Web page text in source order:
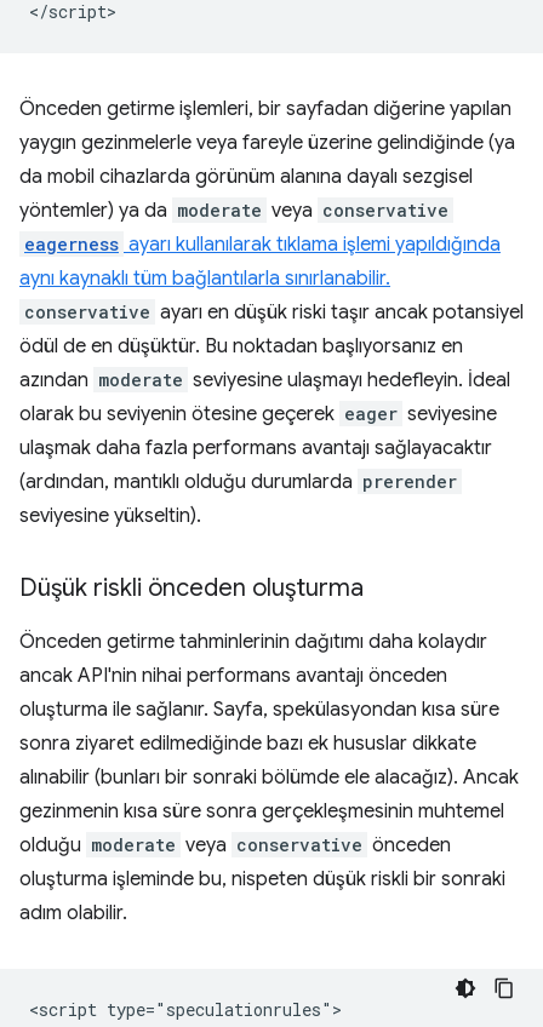
Önceden getirme işlemleri, bir sayfadan diğerine yapılan
yaygın gezinmelerle veya fareyle üzerine gelindiğinde (ya
da mobil cihazlarda görünüm alanına dayalı sezgisel
yöntemler) ya da moderate veya conservative
eagerness ayarı kullanılarak tıklama işlemi yapıldığında
aynı kaynaklı tüm bağlantılarla sınırlanabilir.
conservative ayarı en düşük riski taşır ancak potansiyel
ödül de en düşüktür. Bu noktadan başlıyorsanız en
azından moderate seviyesine ulaşmayı hedefleyin. İdeal
olarak bu seviyenin ötesine geçerek eager seviyesine
ulaşmak daha fazla performans avantajı sağlayacaktır
(ardından, mantıklı olduğu durumlarda prerender
seviyesine yükseltin).
Düşük riskli önceden oluşturma
Önceden getirme tahminlerinin dağıtımı daha kolaydır
ancak API'nin nihai performans avantajı önceden
oluşturma ile sağlanır. Sayfa, spekülasyondan kısa süre
sonra ziyaret edilmediğinde bazı ek hususlar dikkate
alınabilir (bunları bir sonraki bölümde ele alacağız). Ancak
gezinmenin kısa süre sonra gerçekleşmesinin muhtemel
olduğu moderate veya conservative önceden
oluşturma işleminde bu, nispeten düşük riskli bir sonraki
adım olabilir.
<script type="speculationrules">